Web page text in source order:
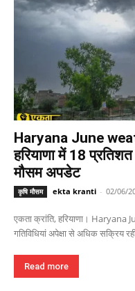
Haryana June
हरियाणा में 18
मौसम अपडेट
कृषि मौसम ekta kranti - 02/06/
एकता क्रांति, हरियाणा। Haryana
गतिविधियां अपेक्षा से अधिक सक्रिय
Read more